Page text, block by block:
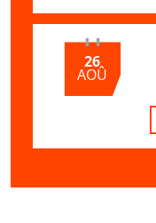
26
AOÛ